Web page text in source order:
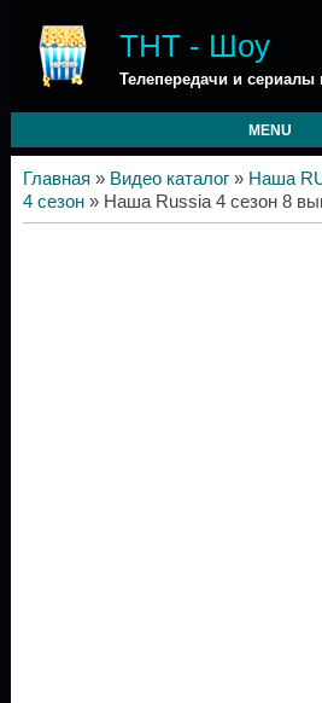
ТНТ - Шоу
Телепередачи и сериалы
MENU
Главная » Видео каталог» Наша
4 сезон» Наша Russia 4 сезон 8